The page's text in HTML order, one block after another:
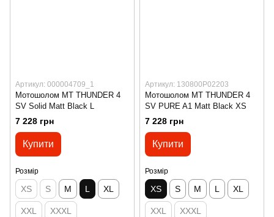
Артикул: 000004709_1
Мотошолом MT THUNDER 4
SV Solid Matt Black L
7 228 грн
Купити
Розмір
XS S M L XL
XXL XXXL
Артикул: 130800P02203
Мотошолом MT THUNDER 4
SV PURE A1 Matt Black XS
7 228 грн
Купити
Розмір
XS S M L XL
XXL XXXL